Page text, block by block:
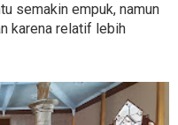
semakin empuk, namun
karena relatif lebih